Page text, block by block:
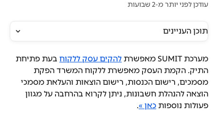
עודכן לפני יותר מ-2 שבועות
תוכן העניינים
מערכת SUMIT מאפשרת להקים עסק ללקוח בעת פתיחת
התיק. הקמת העסק מאפשרת ללקוח המשרד הפקת
מסמכים, רישום הכנסות, רישום הוצאות והעלאת מסמכי
הוצאה להנהלת חשבונות, ניתן לקרוא בהרחבה על מגוון
פעולות נוספות כאן ».